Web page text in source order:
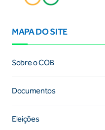
MAPA DO SITE
Sobre o COB
Documentos
Eleições